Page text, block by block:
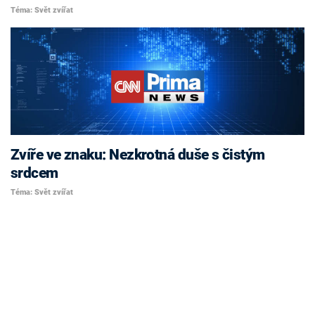
Téma: Svět zvířat
Zvíře ve znaku: Nezkrotná duše s čistým
srdcem
Téma: Svět zvířat